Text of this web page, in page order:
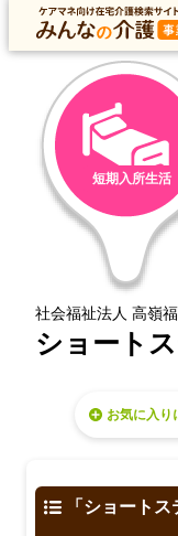
トップ
トップ 千葉県 鎌ケ谷市 短
短期入所生活
社会福祉法人 高嶺
ショート
お気に入り
「ショート